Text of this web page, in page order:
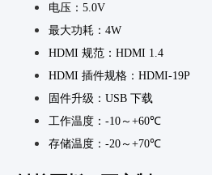
电压：5.0V
最大功耗：4W
HDMI 规范： HDMI 1.4
HDMI 插件规格： HDMI-19P
固件升级： USB 下载
工作温度： -10 ～ +60℃
存储温度： -20 ～ +70℃